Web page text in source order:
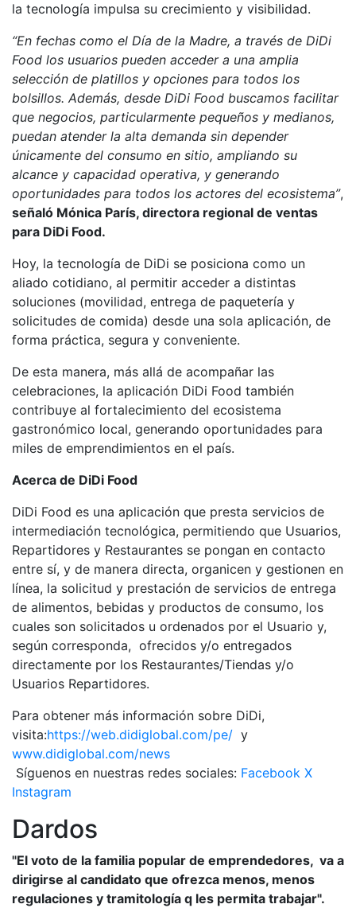
la tecnología impulsa su crecimiento y visibilidad.
“En fechas como el Día de la Madre, a través de DiDi
Food los usuarios pueden acceder a una amplia
selección de platillos y opciones para todos los
bolsillos. Además, desde DiDi Food buscamos facilitar
que negocios, particularmente pequeños y medianos,
puedan atender la alta demanda sin depender
únicamente del consumo en sitio, ampliando su
alcance y capacidad operativa, y generando
oportunidades para todos los actores del ecosistema”,
señaló Mónica París, directora regional de ventas
para DiDi Food.
Hoy, la tecnología de DiDi se posiciona como un
aliado cotidiano, al permitir acceder a distintas
soluciones (movilidad, entrega de paquetería y
solicitudes de comida) desde una sola aplicación, de
forma práctica, segura y conveniente.
De esta manera, más allá de acompañar las
celebraciones, la aplicación DiDi Food también
contribuye al fortalecimiento del ecosistema
gastronómico local, generando oportunidades para
miles de emprendimientos en el país.
Acerca de DiDi Food
DiDi Food es una aplicación que presta servicios de
intermediación tecnológica, permitiendo que Usuarios,
Repartidores y Restaurantes se pongan en contacto
entre sí, y de manera directa, organicen y gestionen en
línea, la solicitud y prestación de servicios de entrega
de alimentos, bebidas y productos de consumo, los
cuales son solicitados u ordenados por el Usuario y,
según corresponda, ofrecidos y/o entregados
directamente por los Restaurantes/Tiendas y/o
Usuarios Repartidores.
Para obtener más información sobre DiDi,
visita:https://web.didiglobal.com/pe/ y
www.didiglobal.com/news
Síguenos en nuestras redes sociales: Facebook X
Instagram
Dardos
"El voto de la familia popular de emprendedores, va a
dirigirse al candidato que ofrezca menos, menos
regulaciones y tramitología q les permita trabajar".